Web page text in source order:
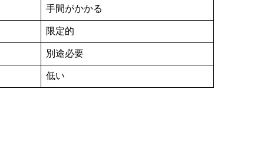
手間がかかる
限定的
別途必要
低い